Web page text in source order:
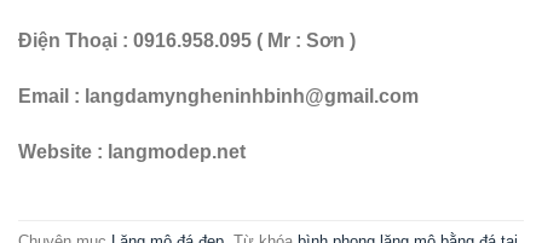
Điện Thoại : 0916.958.095 ( Mr : Sơn )
Email : langdamyngheninhbinh@gmail.com
Website : langmodep.net